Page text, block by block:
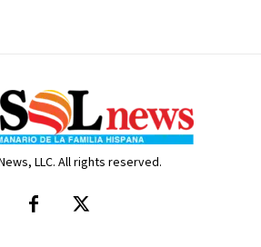
LLC. All rights reserved.